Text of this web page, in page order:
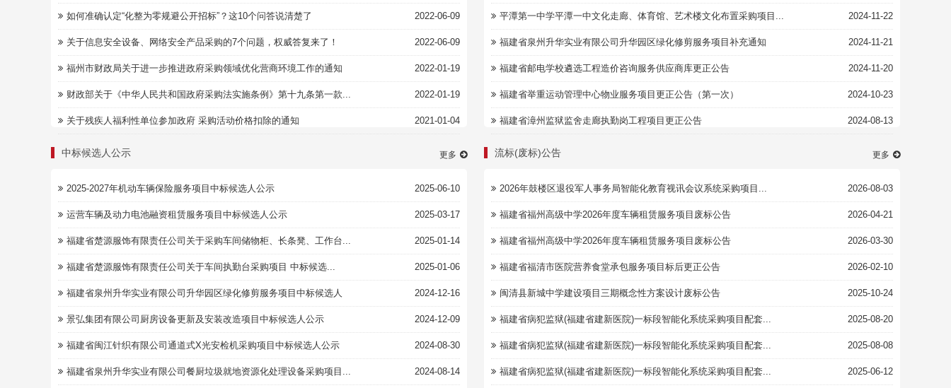
如何准确认定“化整为零规避公开招标”？这10个问答说清楚了 2022-06-09
关于信息安全设备、网络安全产品采购的7个问题，权威答复来了！ 2022-06-09
福州市财政局关于进一步推进政府采购领域优化营商环境工作的通知 2022-01-19
财政部关于《中华人民共和国政府采购法实施条例》第十九条第一款... 2022-01-19
关于残疾人福利性单位参加政府 采购活动价格扣除的通知 2021-01-04
平潭第一中学平潭一中文化走廊、体育馆、艺术楼文化布置采购项目... 2024-11-22
福建省泉州升华实业有限公司升华园区绿化修剪服务项目补充通知 2024-11-21
福建省邮电学校遴选工程造价咨询服务供应商库更正公告 2024-11-20
福建省举重运动管理中心物业服务项目更正公告（第一次） 2024-10-23
福建省漳州监狱监舍走廊执勤岗工程项目更正公告 2024-08-13
更多
中标候选人公示
2025-2027年机动车辆保险服务项目中标候选人公示 2025-06-10
运营车辆及动力电池融资租赁服务项目中标候选人公示 2025-03-17
福建省楚源服饰有限责任公司关于采购车间储物柜、长条凳、工作台... 2025-01-14
福建省楚源服饰有限责任公司关于车间执勤台采购项目 中标候选... 2025-01-06
福建省泉州升华实业有限公司升华园区绿化修剪服务项目中标候选人 2024-12-16
景弘集团有限公司厨房设备更新及安装改造项目中标候选人公示 2024-12-09
福建省闽江针织有限公司通道式X光安检机采购项目中标候选人公示 2024-08-30
福建省泉州升华实业有限公司餐厨垃圾就地资源化处理设备采购项目... 2024-08-14
更多
流标(废标)公告
2026年鼓楼区退役军人事务局智能化教育视讯会议系统采购项目... 2026-08-03
福建省福州高级中学2026年度车辆租赁服务项目废标公告 2026-04-21
福建省福州高级中学2026年度车辆租赁服务项目废标公告 2026-03-30
福建省福清市医院营养食堂承包服务项目标后更正公告 2026-02-10
闽清县新城中学建设项目三期概念性方案设计废标公告 2025-10-24
福建省病犯监狱(福建省建新医院)一标段智能化系统采购项目配套... 2025-08-20
福建省病犯监狱(福建省建新医院)一标段智能化系统采购项目配套... 2025-08-08
福建省病犯监狱(福建省建新医院)一标段智能化系统采购项目配套... 2025-06-12